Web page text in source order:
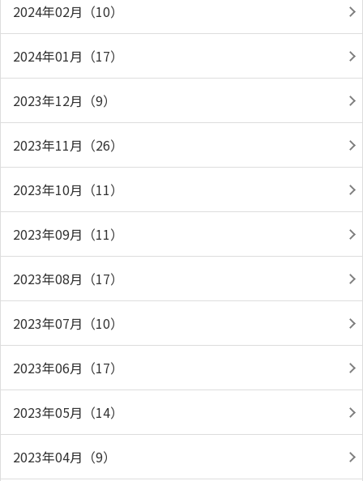
2024年02月（10）
2024年01月（17）
2023年12月（9）
2023年11月（26）
2023年10月（11）
2023年09月（11）
2023年08月（17）
2023年07月（10）
2023年06月（17）
2023年05月（14）
2023年04月（9）